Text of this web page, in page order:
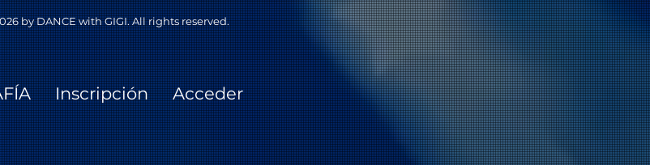
by DANCE with GIGI.All rights reserved.
Inscripción Acceder